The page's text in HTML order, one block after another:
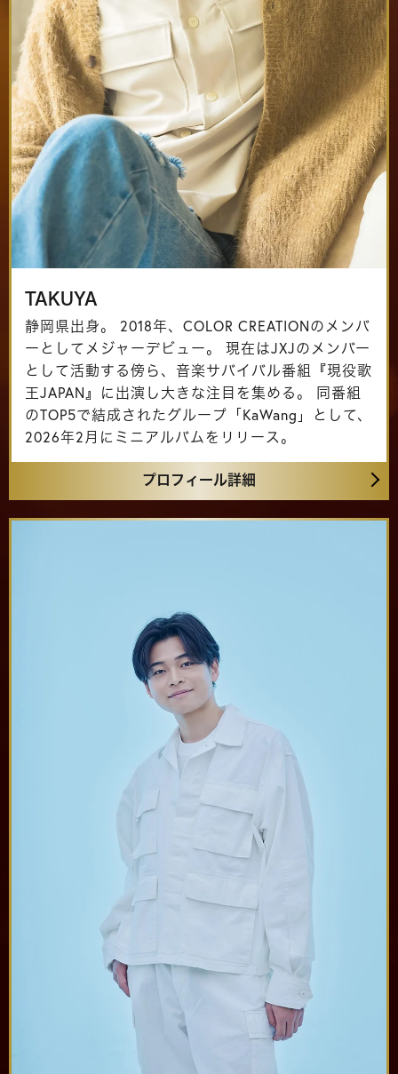
TAKUYA
静岡県出身。 2018年、COLOR CREATIONのメンバ
ーとしてメジャーデビュー。 現在はJXJのメンバー
として活動する傍ら、音楽サバイバル番組『現役歌
王JAPAN』に出演し大きな注目を集める。 同番組
のTOP5で結成されたグループ「KaWang」として、
2026年2月にミニアルバムをリリース。
プロフィール詳細
要です。
【現地】スタジアムシティ
スタジアムシティノース2F
インフォメーションセンタ
ー内
アクセスはこちら
決済方法 各種キャッシュレス決済
引換券のお渡しとなります。公演当日、会場にて
座席指定券との引き換えが必要となります。
④席種を選び、人数を入力し、「カートへ」を押
③電話番号が書いてあるボタンを押すと電話がか
かりますので、ご注文をお願いいたします
④ 手順A：「公演一覧を見る」を押すと、注文可
能な公演が表示されます。
手順B：WEB注文を押すとスタジアムシティ公式